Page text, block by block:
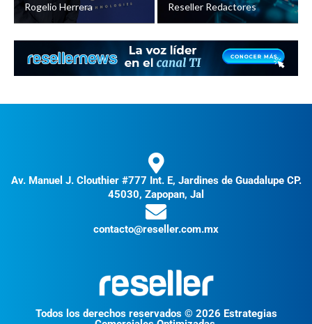
Rogelio Herrera Reseller Redactores
Av. Manuel J. Clouthier #777 Int. E, Jardines de Guadalupe CP.
45030, Zapopan, Jal
contacto@reseller.com.mx
Todos los derechos reservados © 2026 Estrategias